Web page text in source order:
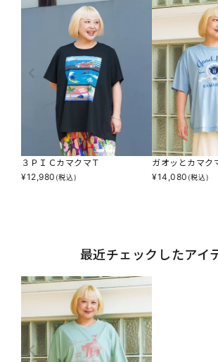
３ＰＩＣカマクマＴ
¥12,980 (税込)
ガオッとカマク
¥14,080 (税込)
最近チェックしたアイ